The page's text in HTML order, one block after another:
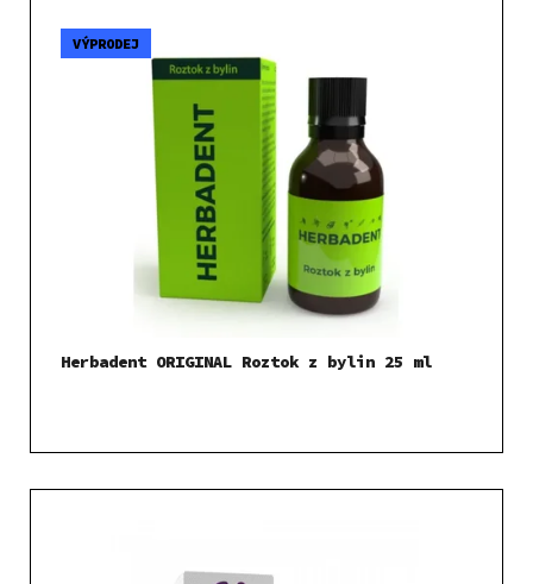
VÝPRODEJ
Herbadent ORIGINAL Roztok z bylin 25 ml